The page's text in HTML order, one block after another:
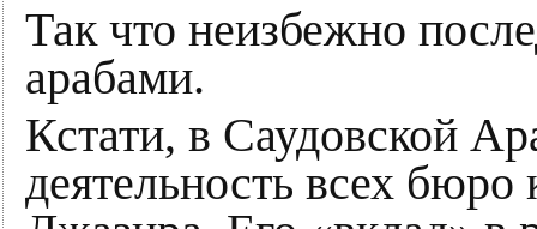
Так что неизбежно
арабами.
Кстати, в Саудовской
деятельность всех бюро